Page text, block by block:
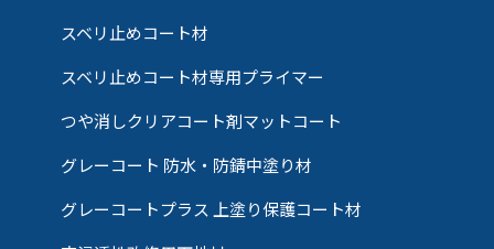
スベリ止めコート材
スベリ止めコート材専用プライマー
つや消しクリアコート剤マットコート
グレーコート 防水・防錆中塗り材
グレーコートプラス 上塗り保護コート材